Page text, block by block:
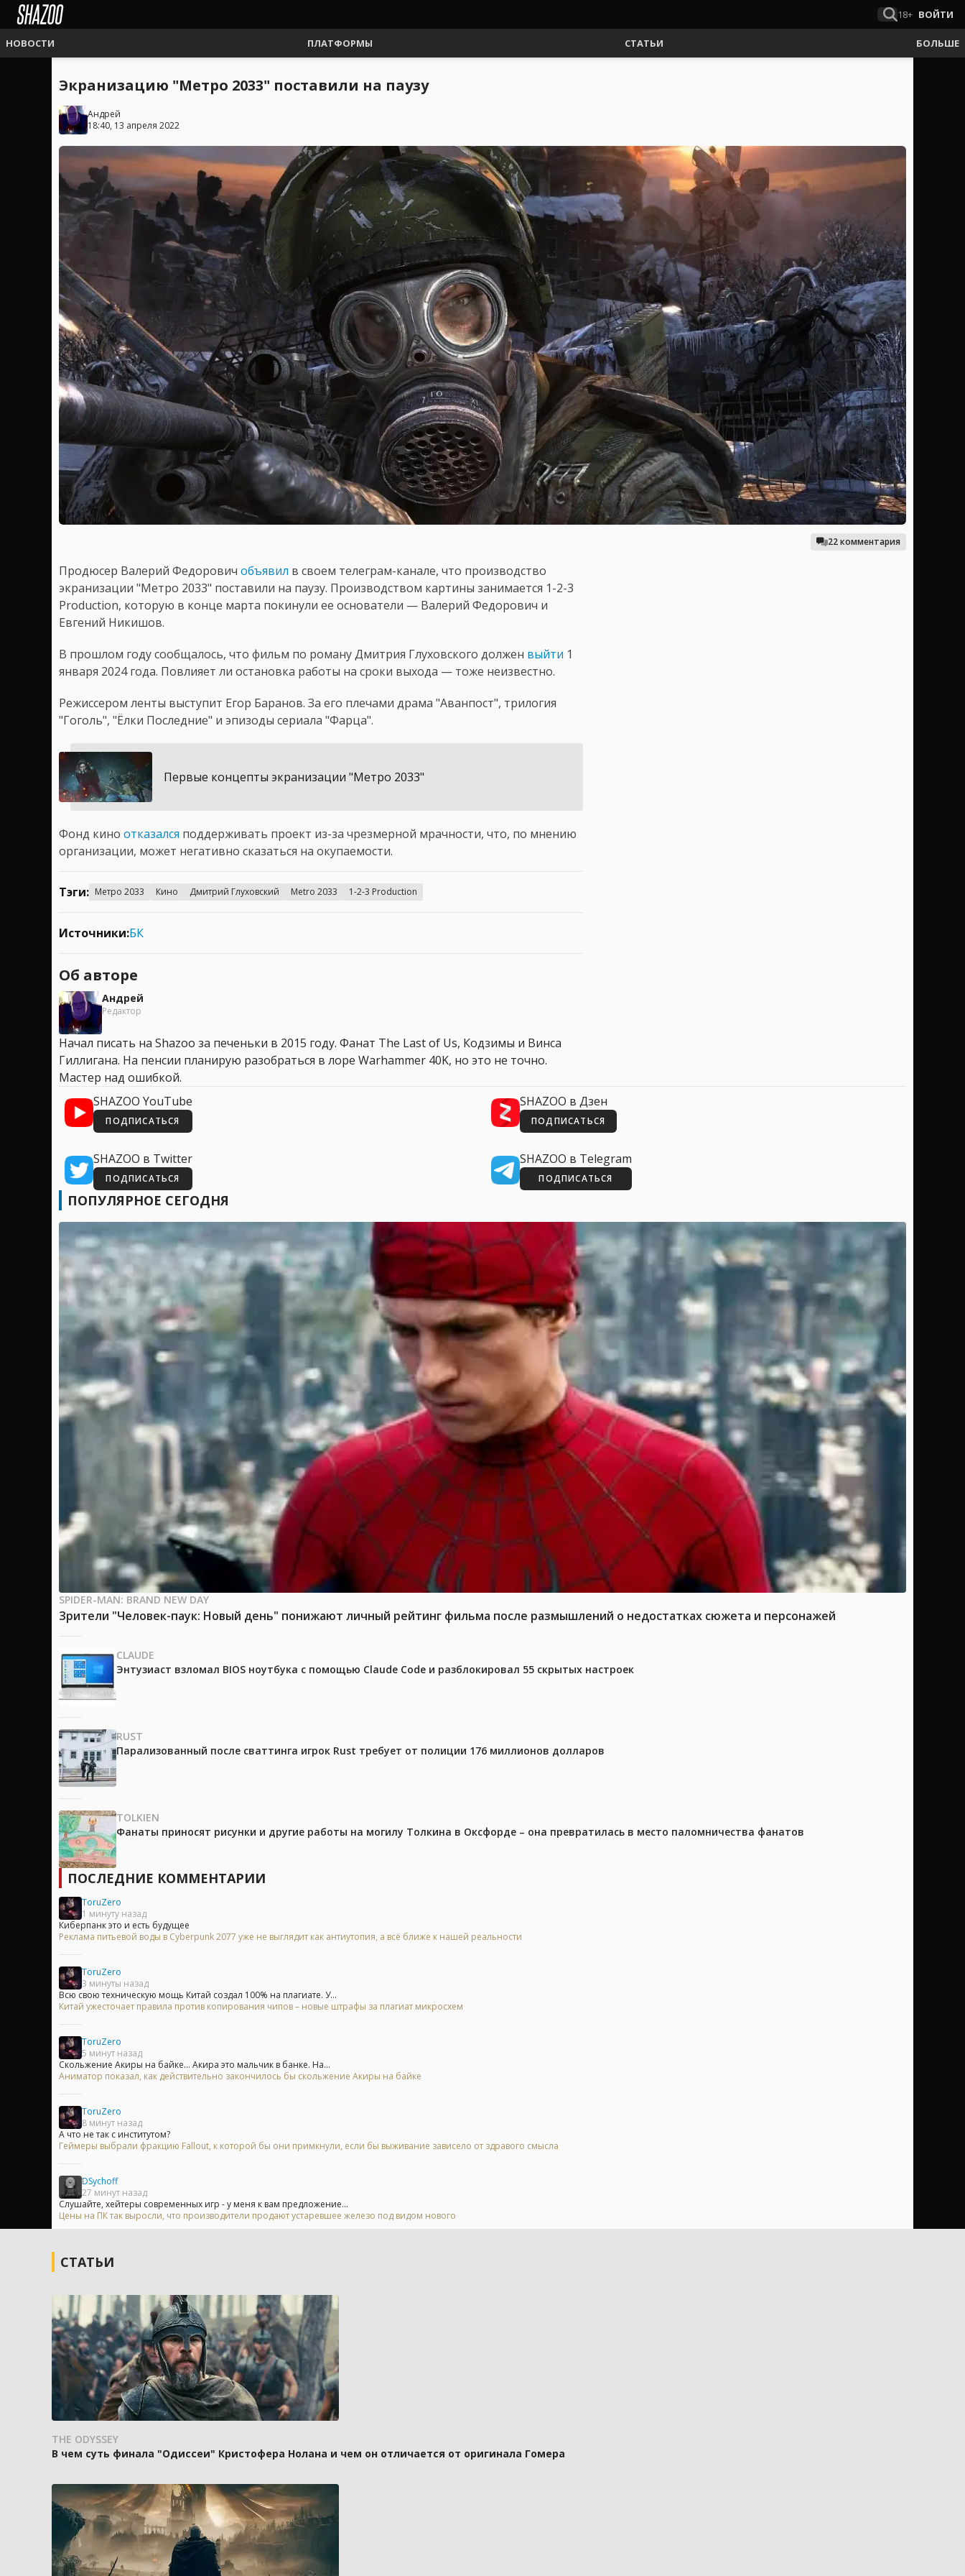
18+ ВОЙТИ
НОВОСТИ ПЛАТФОРМЫ СТАТЬИ БОЛЬШЕ
Экранизацию "Метро 2033" поставили на паузу
Андрей
18:40, 13 апреля 2022
22 комментария
Продюсер Валерий Федорович объявил в своем телеграм-канале, что производство
экранизации "Метро 2033" поставили на паузу. Производством картины занимается 1-2-3
Production, которую в конце марта покинули ее основатели — Валерий Федорович и
Евгений Никишов.
В прошлом году сообщалось, что фильм по роману Дмитрия Глуховского должен выйти 1
января 2024 года. Повлияет ли остановка работы на сроки выхода — тоже неизвестно.
Режиссером ленты выступит Егор Баранов. За его плечами драма "Аванпост", трилогия
"Гоголь", "Ёлки Последние" и эпизоды сериала "Фарца".
Первые концепты экранизации "Метро 2033"
Фонд кино отказался поддерживать проект из-за чрезмерной мрачности, что, по мнению
организации, может негативно сказаться на окупаемости.
Тэги: Метро 2033 Кино Дмитрий Глуховский Metro 2033 1-2-3 Production
Источники:БК
Об авторе
Андрей
Редактор
Начал писать на Shazoo за печеньки в 2015 году. Фанат The Last of Us, Кодзимы и Винса
Гиллигана. На пенсии планирую разобраться в лоре Warhammer 40K, но это не точно.
Мастер над ошибкой.
SHAZOO YouTube
ПОДПИСАТЬСЯ
SHAZOO в Дзен
ПОДПИСАТЬСЯ
SHAZOO в Twitter
ПОДПИСАТЬСЯ
SHAZOO в Telegram
ПОДПИСАТЬСЯ
ПОПУЛЯРНОЕ СЕГОДНЯ
SPIDER-MAN: BRAND NEW DAY
Зрители "Человек-паук: Новый день" понижают личный рейтинг фильма после размышлений о недостатках сюжета и персонажей
CLAUDE
Энтузиаст взломал BIOS ноутбука с помощью Claude Code и разблокировал 55 скрытых настроек
RUST
Парализованный после сваттинга игрок Rust требует от полиции 176 миллионов долларов
TOLKIEN
Фанаты приносят рисунки и другие работы на могилу Толкина в Оксфорде – она превратилась в место паломничества фанатов
ПОСЛЕДНИЕ КОММЕНТАРИИ
ToruZero
1 минуту назад
Киберпанк это и есть будущее
Реклама питьевой воды в Cyberpunk 2077 уже не выглядит как антиутопия, а всё ближе к нашей реальности
ToruZero
3 минуты назад
Всю свою техническую мощь Китай создал 100% на плагиате. У...
Китай ужесточает правила против копирования чипов – новые штрафы за плагиат микросхем
ToruZero
5 минут назад
Скольжение Акиры на байке... Акира это мальчик в банке. На...
Аниматор показал, как действительно закончилось бы скольжение Акиры на байке
ToruZero
8 минут назад
А что не так с институтом?
Геймеры выбрали фракцию Fallout, к которой бы они примкнули, если бы выживание зависело от здравого смысла
DSychoff
27 минут назад
Слушайте, хейтеры современных игр - у меня к вам предложение...
Цены на ПК так выросли, что производители продают устаревшее железо под видом нового
СТАТЬИ
THE ODYSSEY
В чем суть финала "Одиссеи" Кристофера Нолана и чем он отличается от оригинала Гомера